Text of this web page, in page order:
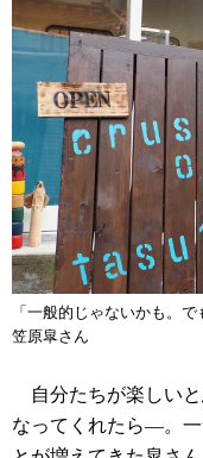
「一般的じゃないかも。
笠原皐さん
自分たちが楽しいと
なってくれたら―。一